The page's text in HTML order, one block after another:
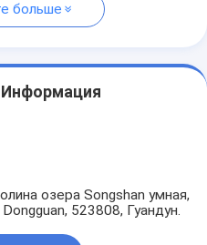
больше
Информация
озера Songshan умная,
523808, Гуандун.